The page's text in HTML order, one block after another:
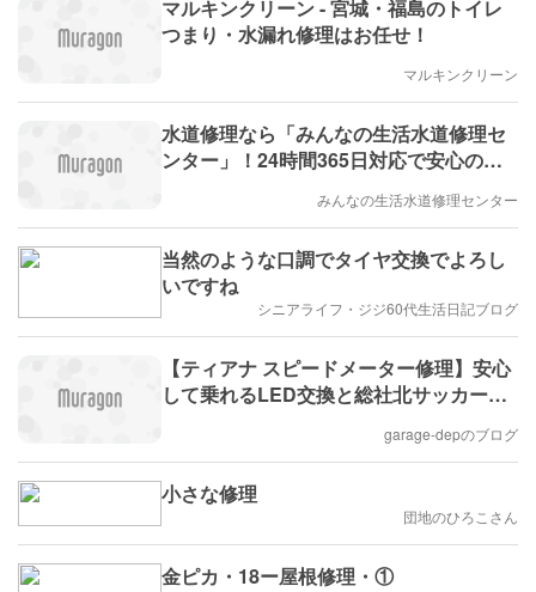
マルキンクリーン - 宮城・福島のトイレ
つまり・水漏れ修理はお任せ！
マルキンクリーン
水道修理なら「みんなの生活水道修理セ
ンター」！24時間365日対応で安心のサ
みんなの生活水道修理センター
当然のような口調でタイヤ交換でよろし
いですね
シニアライフ・ジジ60代生活日記ブログ
【ティアナ スピードメーター修理】安心
して乗れるLED交換と総社北サッカーク
garage-depのブログ
小さな修理
団地のひろこさん
金ピカ・18ー屋根修理・①